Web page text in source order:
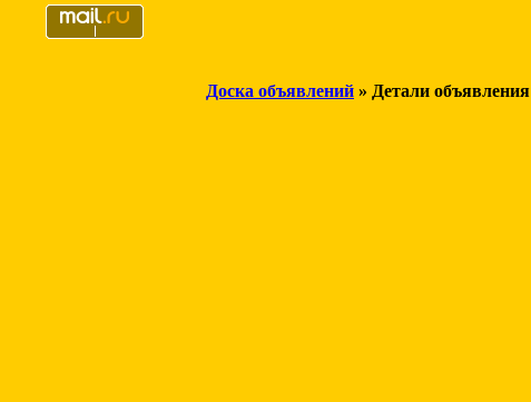
Доска объявлений » Детали объявления